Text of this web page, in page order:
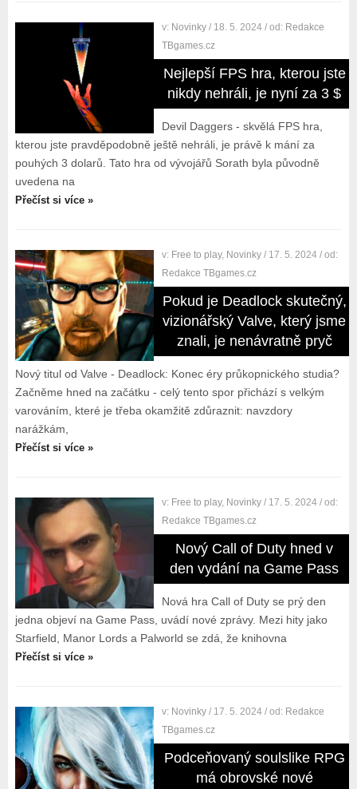
v: Novinky / 18. 5. 2024 / od: Redakce
TBgames.cz
Nejlepší FPS hra, kterou jste
nikdy nehráli, je nyní za 3 $
Devil Daggers - skvělá FPS hra,
kterou jste pravděpodobně ještě nehráli, je právě k mání za
pouhých 3 dolarů. Tato hra od vývojářů Sorath byla původně
uvedena na
Přečíst si více »
v: Free to play, Novinky / 17. 5. 2024 / od:
Redakce TBgames.cz
Pokud je Deadlock skutečný,
vizionářský Valve, který jsme
znali, je nenávratně pryč
Nový titul od Valve - Deadlock: Konec éry průkopnického studia?
Začněme hned na začátku - celý tento spor přichází s velkým
varováním, které je třeba okamžitě zdůraznit: navzdory
narážkám,
Přečíst si více »
v: Free to play, Novinky / 17. 5. 2024 / od:
Redakce TBgames.cz
Nový Call of Duty hned v
den vydání na Game Pass
Nová hra Call of Duty se prý den
jedna objeví na Game Pass, uvádí nové zprávy. Mezi hity jako
Starfield, Manor Lords a Palworld se zdá, že knihovna
Přečíst si více »
v: Novinky / 17. 5. 2024 / od: Redakce
TBgames.cz
Podceňovaný soulslike RPG
má obrovské nové